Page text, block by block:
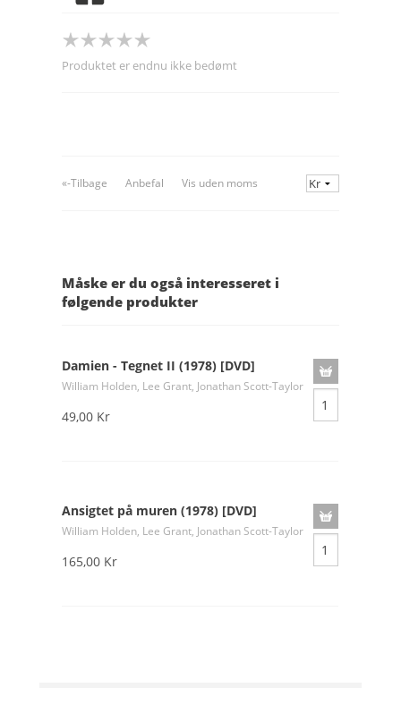
Produktet er endnu ikke bedømt
«-Tilbage Anbefal Vis uden moms
Måske er du også interesseret i
følgende produkter
Damien - Tegnet II (1978) [DVD]
William Holden, Lee Grant, Jonathan Scott-Taylor
49,00 Kr
Ansigtet på muren (1978) [DVD]
William Holden, Lee Grant, Jonathan Scott-Taylor
165,00 Kr